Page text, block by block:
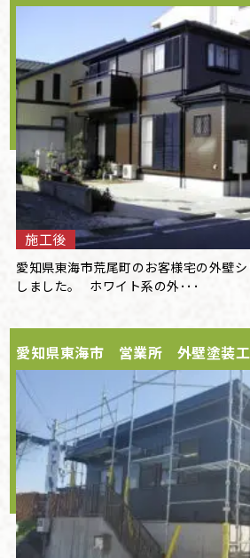
施工後
愛知県東海市荒尾町のお客様宅の外壁
しました。 ホワイト系の外･･･
愛知県東海市 営業所 外壁塗装